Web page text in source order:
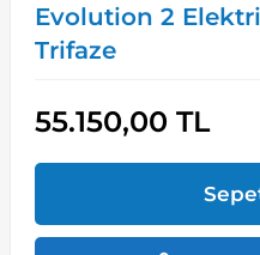
Evolution 2
Trifaze
55.150,00 TL